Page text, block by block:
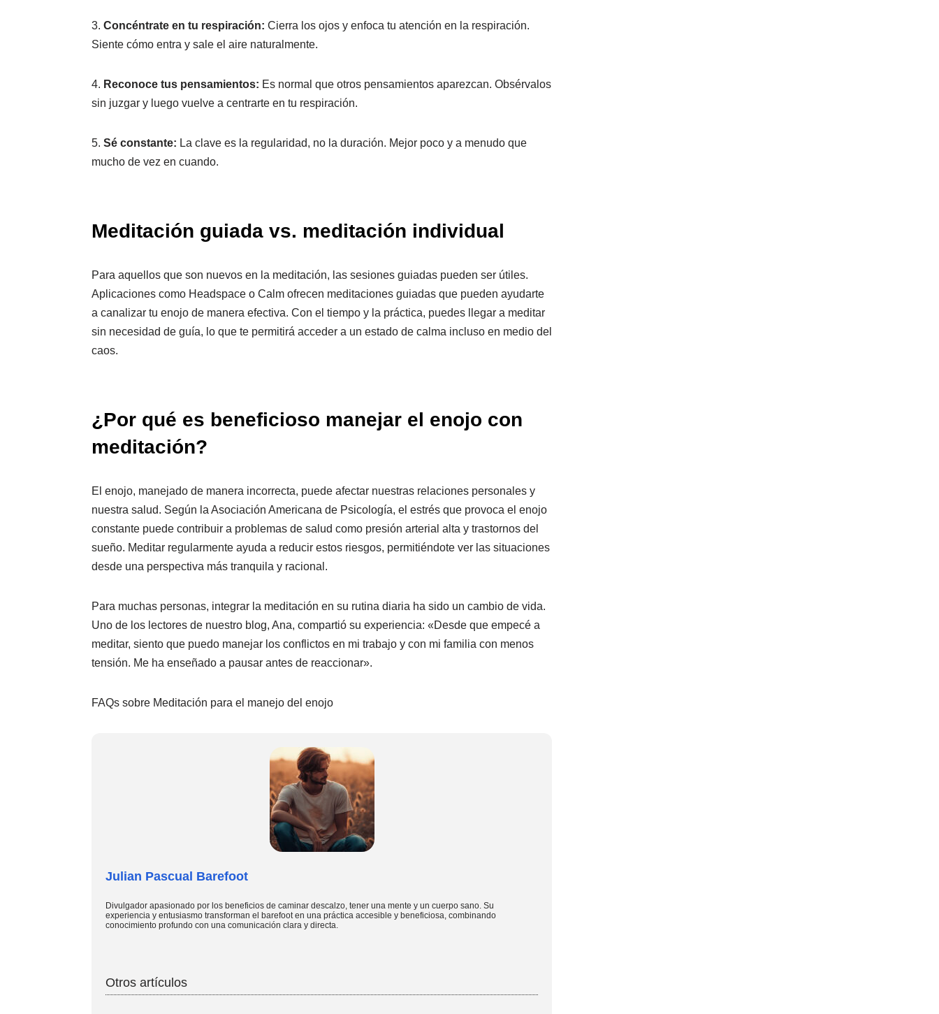
3. Concéntrate en tu respiración: Cierra los ojos y enfoca tu atención en la respiración.
Siente cómo entra y sale el aire naturalmente.
4. Reconoce tus pensamientos: Es normal que otros pensamientos aparezcan. Obsérvalos
sin juzgar y luego vuelve a centrarte en tu respiración.
5. Sé constante: La clave es la regularidad, no la duración. Mejor poco y a menudo que
mucho de vez en cuando.
Meditación guiada vs. meditación individual
Para aquellos que son nuevos en la meditación, las sesiones guiadas pueden ser útiles.
Aplicaciones como Headspace o Calm ofrecen meditaciones guiadas que pueden ayudarte
a canalizar tu enojo de manera efectiva. Con el tiempo y la práctica, puedes llegar a meditar
sin necesidad de guía, lo que te permitirá acceder a un estado de calma incluso en medio del
caos.
¿Por qué es beneficioso manejar el enojo con
meditación?
El enojo, manejado de manera incorrecta, puede afectar nuestras relaciones personales y
nuestra salud. Según la Asociación Americana de Psicología, el estrés que provoca el enojo
constante puede contribuir a problemas de salud como presión arterial alta y trastornos del
sueño. Meditar regularmente ayuda a reducir estos riesgos, permitiéndote ver las situaciones
desde una perspectiva más tranquila y racional.
Para muchas personas, integrar la meditación en su rutina diaria ha sido un cambio de vida.
Uno de los lectores de nuestro blog, Ana, compartió su experiencia: «Desde que empecé a
meditar, siento que puedo manejar los conflictos en mi trabajo y con mi familia con menos
tensión. Me ha enseñado a pausar antes de reaccionar».
FAQs sobre Meditación para el manejo del enojo
Julian Pascual Barefoot
Divulgador apasionado por los beneficios de caminar descalzo, tener una mente y un cuerpo sano. Su
experiencia y entusiasmo transforman el barefoot en una práctica accesible y beneficiosa, combinando
conocimiento profundo con una comunicación clara y directa.
Otros artículos